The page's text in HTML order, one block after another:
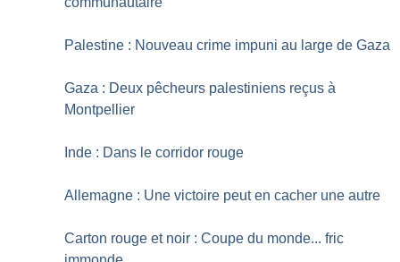
Palestine : Nouveau crime impuni au large de Gaza
Gaza : Deux pêcheurs palestiniens reçus à
Montpellier
Inde : Dans le corridor rouge
Allemagne : Une victoire peut en cacher une autre
Carton rouge et noir : Coupe du monde... fric